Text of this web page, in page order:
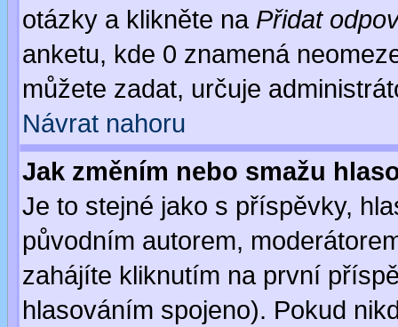
otázky a klikněte na Přidat
anketu, kde 0 znamená
můžete zadat, určuje
Návrat nahoru
Jak změním nebo smažu
Je to stejné jako s příspěvky,
původním autorem,
zahájíte kliknutím na první
hlasováním spojeno). Pokud